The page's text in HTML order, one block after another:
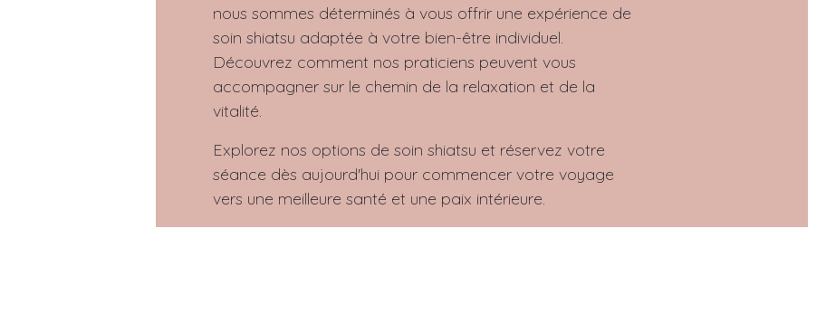
nous sommes déterminés à vous offrir une expérience de
soin shiatsu adaptée à votre bien-être individuel.
Découvrez comment nos praticiens peuvent vous
accompagner sur le chemin de la relaxation et de la
vitalité.
Explorez nos options de soin shiatsu et réservez votre
séance dès aujourd'hui pour commencer votre voyage
vers une meilleure santé et une paix intérieure.